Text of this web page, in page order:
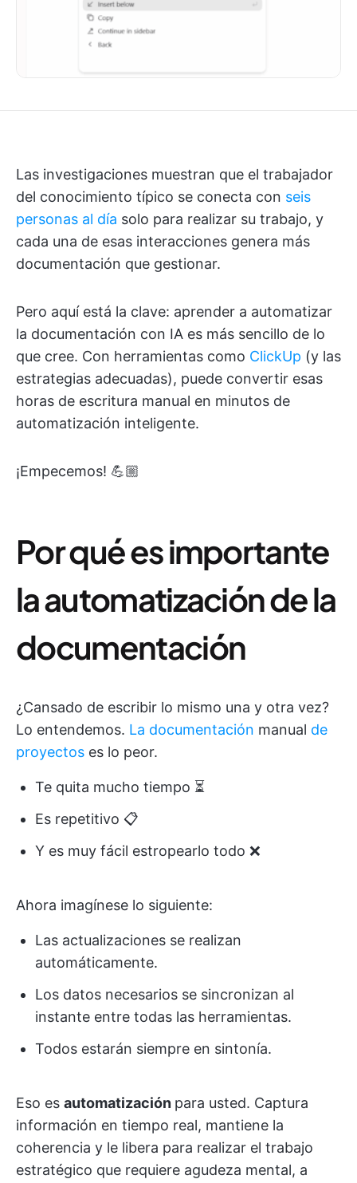
Las investigaciones muestran que el trabajador
del conocimiento típico se conecta con seis
personas al día solo para realizar su trabajo, y
cada una de esas interacciones genera más
documentación que gestionar.
Pero aquí está la clave: aprender a automatizar
la documentación con IA es más sencillo de lo
que cree. Con herramientas como ClickUp (y las
estrategias adecuadas), puede convertir esas
horas de escritura manual en minutos de
automatización inteligente.
¡Empecemos! 💪🏼
Por qué es importante
la automatización de la
documentación
¿Cansado de escribir lo mismo una y otra vez?
Lo entendemos. La documentación manual de
proyectos es lo peor.
Te quita mucho tiempo ⏳
Es repetitivo 📋
Y es muy fácil estropearlo todo ❌
Ahora imagínese lo siguiente:
Las actualizaciones se realizan
automáticamente.
Los datos necesarios se sincronizan al
instante entre todas las herramientas.
Todos estarán siempre en sintonía.
Eso es automatización para usted. Captura
información en tiempo real, mantiene la
coherencia y le libera para realizar el trabajo
estratégico que requiere agudeza mental, a